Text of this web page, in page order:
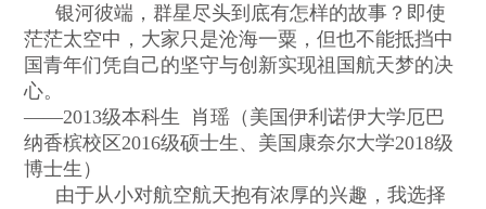
银河彼端，群星尽头到底有怎样的故事？即使
茫茫太空中，大家只是沧海一粟，但也不能抵挡中
国青年们凭自己的坚守与创新实现祖国航天梦的决
心。
——2013级本科生
肖瑶（美国伊利诺伊大学厄巴
纳香槟校区2016级硕士生、美国康奈尔大学2018级
博士生）
由于从小对航空航天抱有浓厚的兴趣，我选择